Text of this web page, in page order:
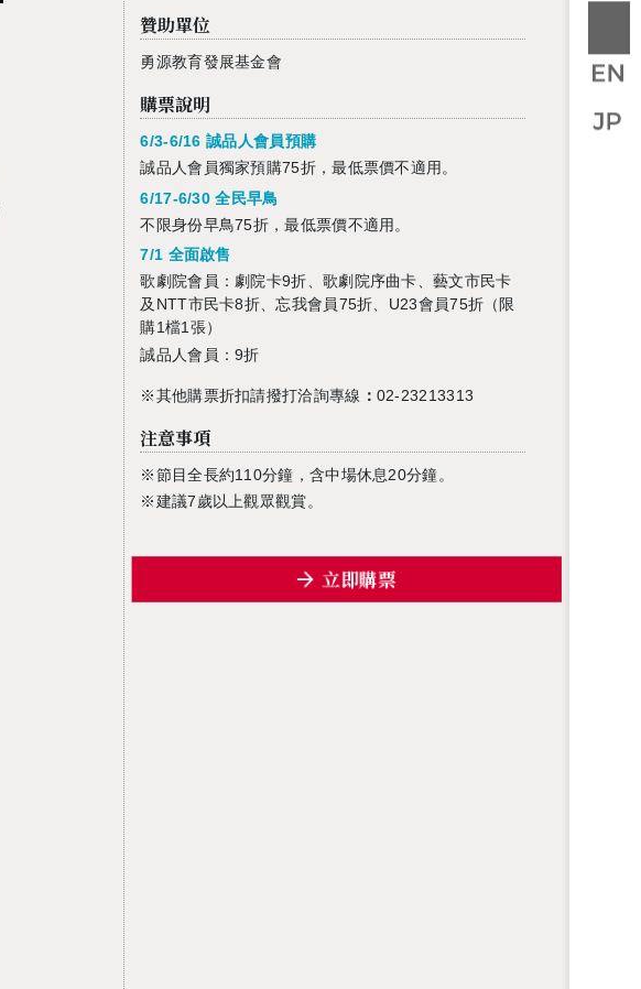
贊助單位
勇源教育發展基金會
購票說明
6/3-6/16 誠品人會員預購
誠品人會員獨家預購75折，最低票價不適用。
6/17-6/30 全民早鳥
不限身份早鳥75折，最低票價不適用。
7/1 全面啟售
歌劇院會員：劇院卡9折、歌劇院序曲卡、藝文市民卡
及NTT市民卡8折、忘我會員75折、U23會員75折（限
購1檔1張）
誠品人會員 ：9折
※其他購票折扣請撥打洽詢專線 ： 02-23213313
注意事項
※節目全長約110分鐘，含中場休息20分鐘。
※建議7歲以上觀眾觀賞。
立即購票